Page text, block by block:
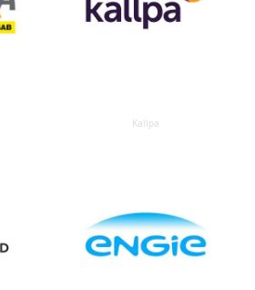
Kallpa